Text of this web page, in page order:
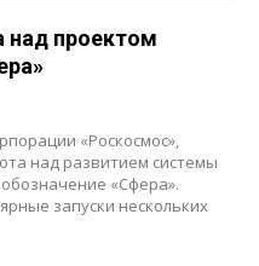
над проектом
«Роскосмос»,
над развитием системы
«Сфера».
запуски нескольких